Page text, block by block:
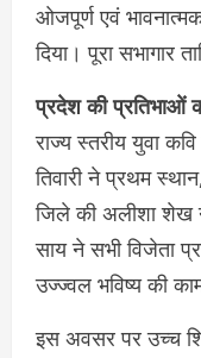
ओजपूर्ण एवं
दिया। पूरा सभागार
प्रदेश की प्रतिभाओं
राज्य स्तरीय युवा
तिवारी ने प्रथम
जिले की अलीशा शेख
साय ने सभी विजेता
उज्ज्वल भविष्य की
इस अवसर पर उच्च